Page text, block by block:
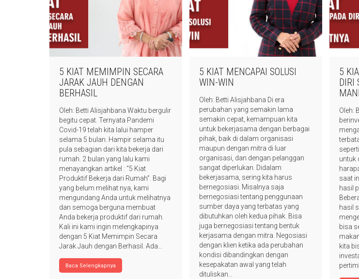
5 KIAT MEMIMPIN SECARA
JARAK JAUH DENGAN
BERHASIL
Oleh: Betti Alisjahbana Waktu bergulir
begitu cepat. Ternyata Pandemi
Covid-19 telah kita lalui hamper
selama 5 bulan. Hampir selama itu
pula sebagian dari kita bekerja dari
rumah. 2 bulan yang lalu kami
menayangkan artikel : “5 Kiat
Produktif Bekerja dari Rumah”. Bagi
yang belum melihat nya, kami
mengundang Anda untuk melihatnya
dan semoga berguna membuat
Anda bekerja produktif dari rumah.
Kali ini kami ingin melengkapinya
dengan 5 Kiat Memimpin Secara
Jarak Jauh dengan Berhasil. Ada…
Baca Selengkapnya
5 KIAT MENCAPAI SOLUSI
WIN-WIN
Oleh: Betti Alisjahbana Di era
perubahan yang semakin lama
semakin cepat, kemampuan kita
untuk bekerjasama dengan berbagai
pihak, baik di dalam organisasi
maupun dengan mitra di luar
organisasi, dan dengan pelanggan
sangat diperlukan. Didalam
bekerjasama, sering kita harus
bernegosiasi. Misalnya saja
bernegosiasi tentang penggunaan
sumber daya yang terbatas yang
dibutuhkan oleh kedua pihak. Bisa
juga bernegosiasi tentang bentuk
kerjasama dengan mitra. Negosiasi
dengan klien ketika ada perubahan
kondisi dibandingkan dengan
kesepakatan awal yang telah
dituliskan…
5
DIRI
Oleh:
untuk
saat
hasil
hasil
bisa
kita